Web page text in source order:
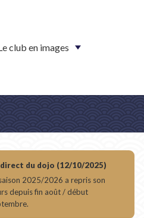
club en images
direct du dojo (12/10/2025)
2025/2026 a repris son
depuis fin août / début